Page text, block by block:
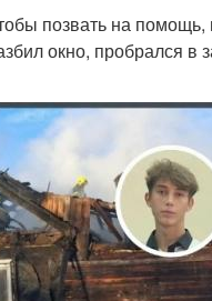
позвать на помощь,
окно, пробрался